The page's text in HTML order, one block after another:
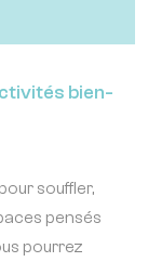
bien-
souffler,
pensés
pourrez